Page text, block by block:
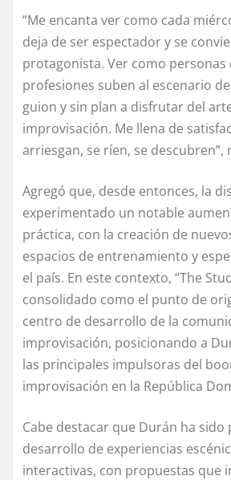
“Me encanta ver como cada
deja de ser espectador y se
protagonista. Ver como personas
profesiones suben al escenario
guion y sin plan a disfrutar del
improvisación. Me llena de
arriesgan, se ríen, se descubren”,
Agregó que, desde entonces, la
experimentado un notable
práctica, con la creación de
espacios de entrenamiento y
el país. En este contexto, “The
consolidado como el punto de
centro de desarrollo de la
improvisación, posicionando a
las principales impulsoras del
improvisación en la República
Cabe destacar que Durán ha sido
desarrollo de experiencias
interactivas, con propuestas que